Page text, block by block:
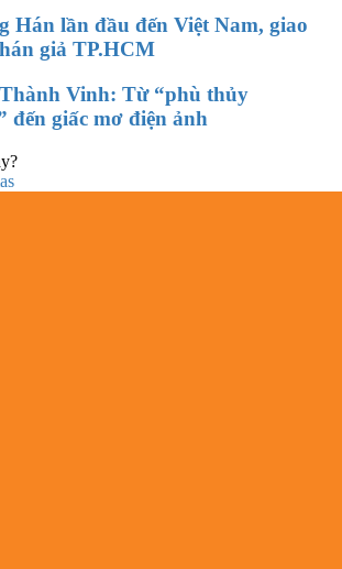
Hán lần đầu đến Việt Nam, giao
giả TP.HCM
Vinh: Từ “phù thủy
đến giấc mơ điện ảnh